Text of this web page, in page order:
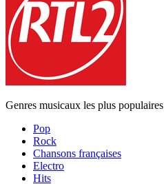
Genres musicaux les plus populaires
Pop
Rock
Chansons françaises
Electro
Hits